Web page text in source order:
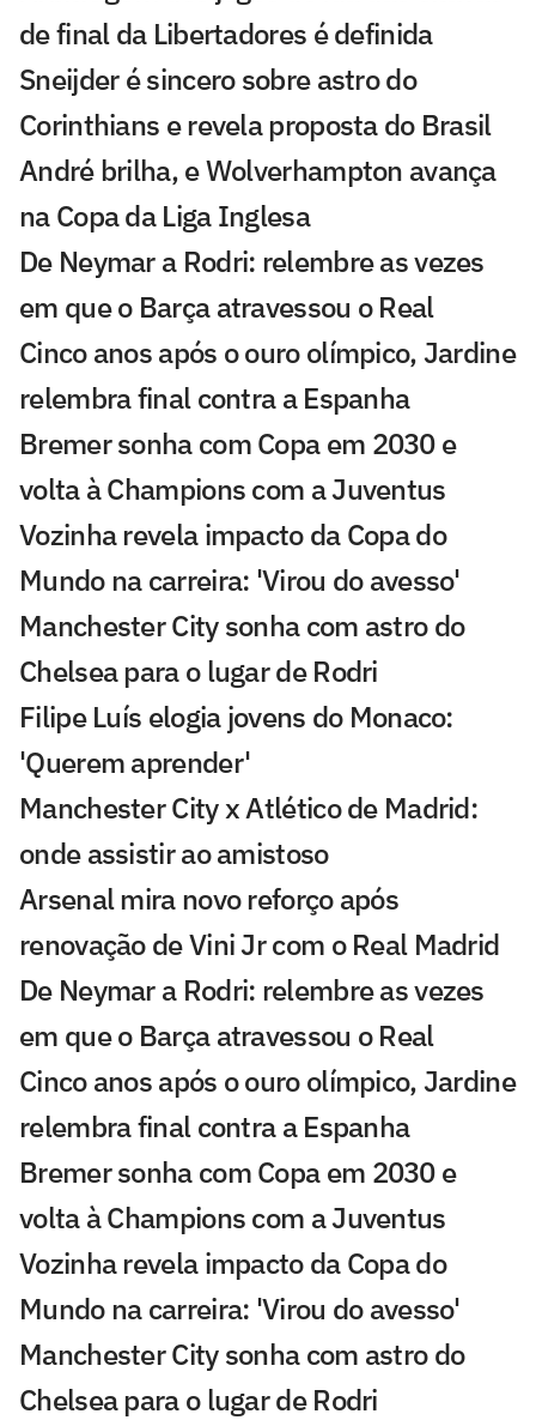
de final da Libertadores é definida
Sneijder é sincero sobre astro do
Corinthians e revela proposta do Brasil
André brilha, e Wolverhampton avança
na Copa da Liga Inglesa
De Neymar a Rodri: relembre as vezes
em que o Barça atravessou o Real
Cinco anos após o ouro olímpico, Jardine
relembra final contra a Espanha
Bremer sonha com Copa em 2030 e
volta à Champions com a Juventus
Vozinha revela impacto da Copa do
Mundo na carreira: 'Virou do avesso'
Manchester City sonha com astro do
Chelsea para o lugar de Rodri
Filipe Luís elogia jovens do Monaco:
'Querem aprender'
Manchester City x Atlético de Madrid:
onde assistir ao amistoso
Arsenal mira novo reforço após
renovação de Vini Jr com o Real Madrid
De Neymar a Rodri: relembre as vezes
em que o Barça atravessou o Real
Cinco anos após o ouro olímpico, Jardine
relembra final contra a Espanha
Bremer sonha com Copa em 2030 e
volta à Champions com a Juventus
Vozinha revela impacto da Copa do
Mundo na carreira: 'Virou do avesso'
Manchester City sonha com astro do
Chelsea para o lugar de Rodri